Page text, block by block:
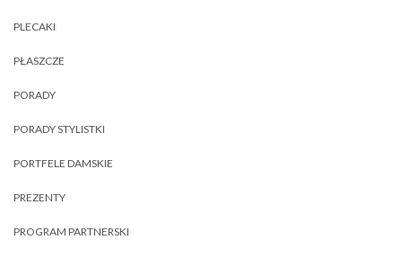
PLECAKI
PŁASZCZE
PORADY
PORADY STYLISTKI
PORTFELE DAMSKIE
PREZENTY
PROGRAM PARTNERSKI